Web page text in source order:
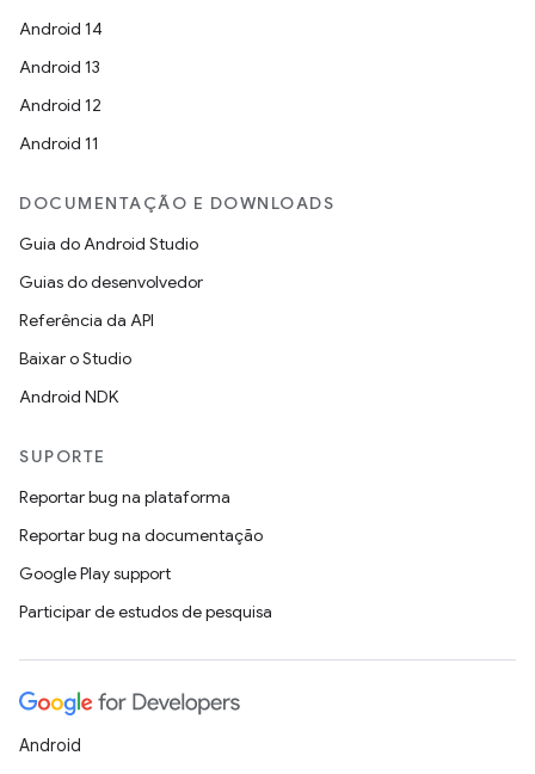
Android 14
Android 13
Android 12
Android 11
DOCUMENTAÇÃO E DOWNLOADS
Guia do Android Studio
Guias do desenvolvedor
Referência da API
Baixar o Studio
Android NDK
SUPORTE
Reportar bug na plataforma
Reportar bug na documentação
Google Play support
Participar de estudos de pesquisa
Android